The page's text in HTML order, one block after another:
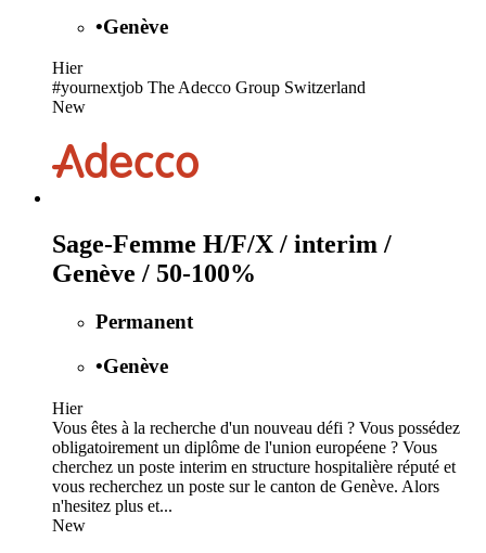
•Genève
Hier
#yournextjob The Adecco Group Switzerland
New
Sage-Femme H/F/X / interim /
Genève / 50-100%
Permanent
•Genève
Hier
Vous êtes à la recherche d'un nouveau défi ? Vous possédez
obligatoirement un diplôme de l'union européene ? Vous
cherchez un poste interim en structure hospitalière réputé et
vous recherchez un poste sur le canton de Genève. Alors
n'hesitez plus et...
New